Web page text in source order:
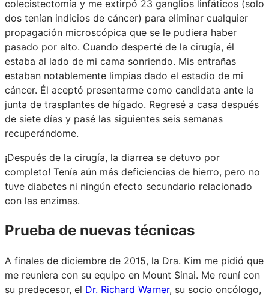
colecistectomía y me extirpó 23 ganglios linfáticos (solo
dos tenían indicios de cáncer) para eliminar cualquier
propagación microscópica que se le pudiera haber
pasado por alto. Cuando desperté de la cirugía, él
estaba al lado de mi cama sonriendo. Mis entrañas
estaban notablemente limpias dado el estadio de mi
cáncer. Él aceptó presentarme como candidata ante la
junta de trasplantes de hígado. Regresé a casa después
de siete días y pasé las siguientes seis semanas
recuperándome.
¡Después de la cirugía, la diarrea se detuvo por
completo! Tenía aún más deficiencias de hierro, pero no
tuve diabetes ni ningún efecto secundario relacionado
con las enzimas.
Prueba de nuevas técnicas
A finales de diciembre de 2015, la Dra. Kim me pidió que
me reuniera con su equipo en Mount Sinai. Me reuní con
su predecesor, el Dr. Richard Warner, su socio oncólogo,